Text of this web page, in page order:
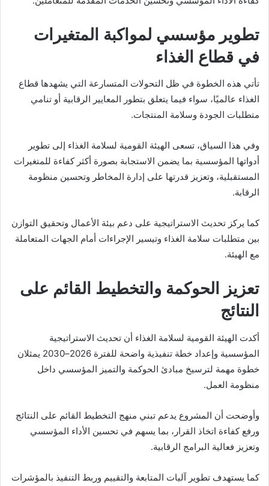
تطوير مؤسسي لمواكبة المتغيرات
في قطاع الغذاء
تأتي هذه الخطوة في ظل التحولات المتسارعة التي يشهدها قطاع
الغذاء عالميًا، سواء فيما يتعلق بتطور المعايير الرقابية أو تنامي
متطلبات الجودة وسلامة المنتجات.
وفي هذا السياق، تسعى الهيئة القومية لسلامة الغذاء إلى تطوير
أدواتها المؤسسية بما يضمن الاستجابة بصورة أكثر كفاءة للمتغيرات
المستقبلية، وتعزيز قدرتها على إدارة المخاطر وتحسين منظومة
الرقابة.
كما يركز تحديث الاستراتيجية على دعم بيئة الأعمال وتحقيق التوازن
بين متطلبات سلامة الغذاء وتيسير الإجراءات أمام الجهات المتعاملة
مع الهيئة.
تعزيز الحوكمة والتخطيط القائم على
النتائج
أكدت الهيئة القومية لسلامة الغذاء أن تحديث الاستراتيجية
المؤسسية وإعداد خطة تنفيذية واضحة للفترة 2026–2030 يمثلان
خطوة مهمة لترسيخ مبادئ الحوكمة والتميز المؤسسي داخل
منظومة العمل.
وأوضحت أن المشروع يدعم تبني منهج التخطيط القائم على النتائج
ورفع كفاءة اتخاذ القرار، بما يسهم في تحسين الأداء المؤسسي
وتعزيز فعالية البرامج الرقابية.
كما يستهدف تطوير آليات المتابعة والتقييم وربط التنفيذ بالمؤشرات